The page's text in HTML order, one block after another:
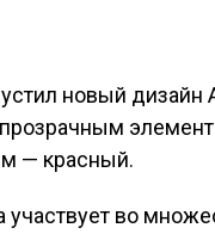
новый дизайн
— красный.
участвует во